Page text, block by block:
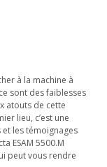
à la machine à
sont des faiblesses
atouts de cette
lieu, c’est une
les témoignages
ESAM 5500.M
peut vous rendre